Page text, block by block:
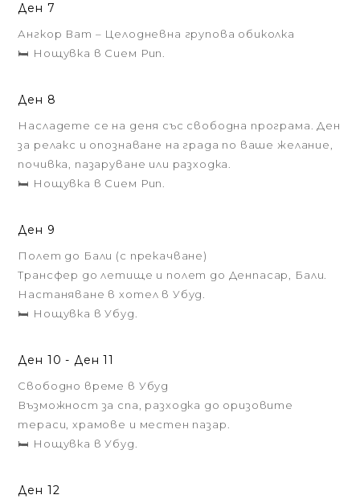
Ден 7
Ангкор Ват – Целодневна групова обиколка
🛏️ Нощувка в Сием Рип.
Ден 8
Насладете се на деня със свободна програма. Ден
за релакс и опознаване на града по ваше желание,
почивка, пазаруване или разходка.
🛏️ Нощувка в Сием Рип.
Ден 9
Полет до Бали (с прекачване)
Трансфер до летище и полет до Денпасар, Бали.
Настаняване в хотел в Убуд.
🛏️ Нощувка в Убуд.
Ден 10 - Ден 11
Свободно време в Убуд
Възможност за спа, разходка до оризовите
тераси, храмове и местен пазар.
🛏️ Нощувка в Убуд.
Ден 12